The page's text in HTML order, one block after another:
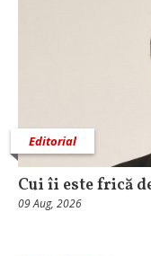
Editorial
Cui îi este frică
09 Aug, 2026